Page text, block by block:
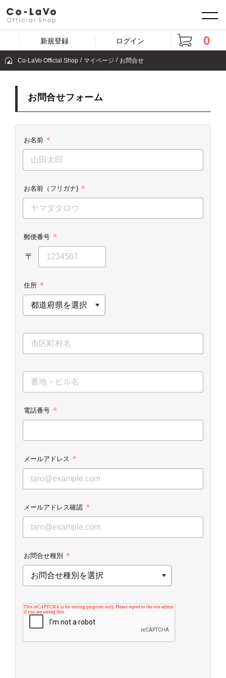
新規登録 ログイン 0
Co-LaVo Official Shop マイページ お問合せ
お問合せフォーム
お名前 ※
お名前（フリガナ) ※
郵便番号 ※
〒
住所 ※
電話番号 ※
メールアドレス ※
メールアドレス確認 ※
お問合せ種別 ※